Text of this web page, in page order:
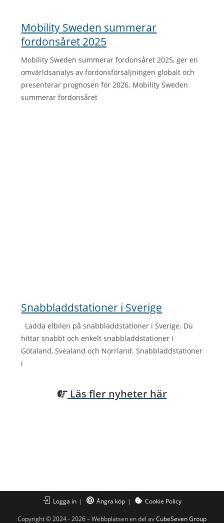
Mobility Sweden summerar
fordonsåret 2025
Mobility Sweden summerar fordonsåret 2025, ger en
omvärldsanalys av fordonsförsäljningen globalt och
presenterar prognosen för 2026. Mobility Sweden
summerar fordonsåret
Snabbladdstationer i Sverige
Ladda elbilen på snabbladdstationer i Sverige. Du
hittar snabbt och enkelt snabbladdstationer i
Götaland, Svealand och Norrland. Snabbladdstationer
i
Läs fler nyheter här
Logga in Ångra köp Cookie Policy
Copyright © 2024 - 2026 – Webbplatsen en del avCubeSeven Group